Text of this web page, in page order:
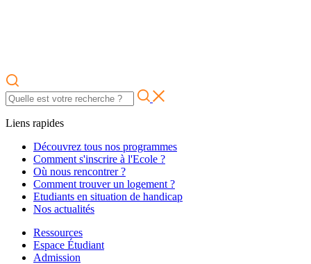
Liens rapides
Découvrez tous nos programmes
Comment s'inscrire à l'Ecole ?
Où nous rencontrer ?
Comment trouver un logement ?
Etudiants en situation de handicap
Nos actualités
Ressources
Espace Étudiant
Admission